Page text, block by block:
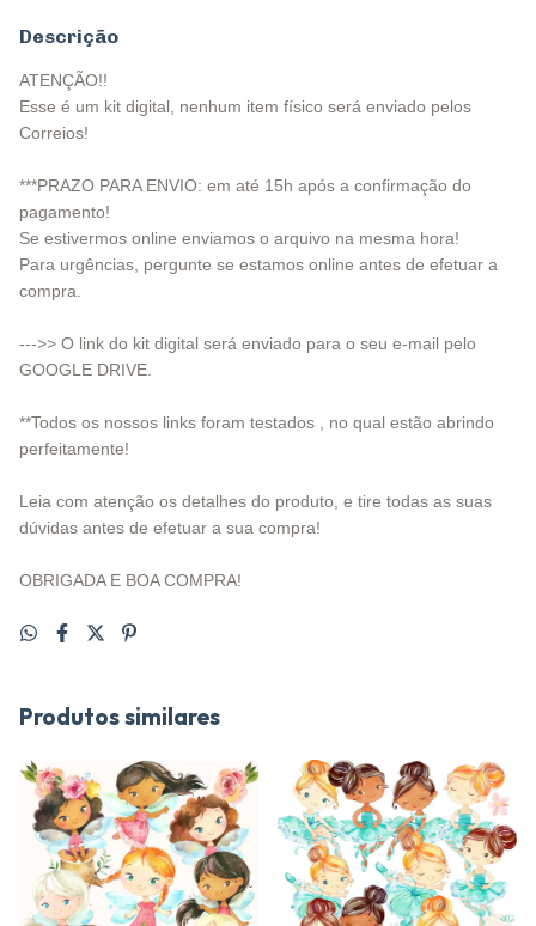
Descrição
ATENÇÃO!!
Esse é um kit digital, nenhum item físico será enviado pelos
Correios!
***PRAZO PARA ENVIO: em até 15h após a confirmação do
pagamento!
Se estivermos online enviamos o arquivo na mesma hora!
Para urgências, pergunte se estamos online antes de efetuar a
compra.
--->> O link do kit digital será enviado para o seu e-mail pelo
GOOGLE DRIVE.
**Todos os nossos links foram testados , no qual estão abrindo
perfeitamente!
Leia com atenção os detalhes do produto, e tire todas as suas
dúvidas antes de efetuar a sua compra!
OBRIGADA E BOA COMPRA!
Produtos similares